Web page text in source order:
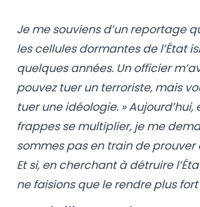
Je me souviens d’un reportage
les cellules dormantes de l’État
quelques années. Un officier
pouvez tuer un terroriste, mais
tuer une idéologie. » Aujourd’hui,
frappes se multiplier, je me
sommes pas en train de prouver
Et si, en cherchant à détruire
ne faisions que le rendre plus fort